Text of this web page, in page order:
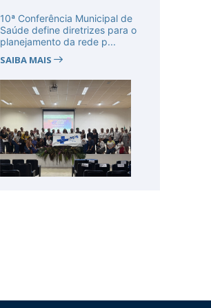
10ª Conferência Municipal de
Saúde define diretrizes para o
planejamento da rede p...
SAIBA MAIS